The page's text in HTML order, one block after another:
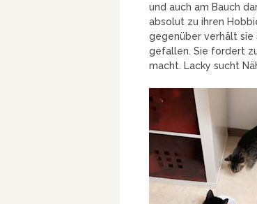
und auch am Bauch
absolut zu ihren
gegenüber verhält sie
gefallen. Sie fordert
macht. Lacky sucht